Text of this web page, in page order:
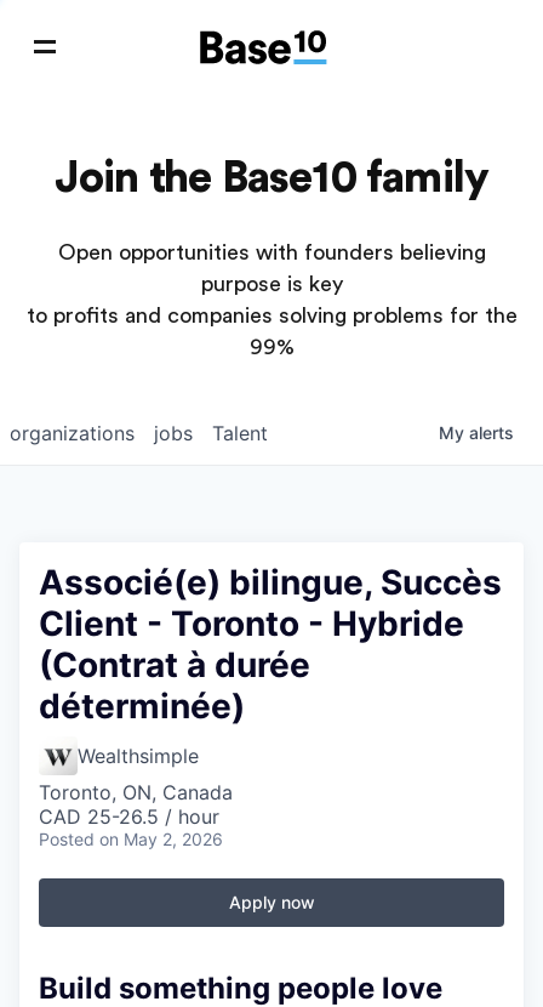
Join the Base10 family
Open opportunities with founders believing
purpose is key
to profits and companies solving problems for the
99%
jobs
organizations Talent My alerts
Associé(e) bilingue, Succès
Client - Toronto - Hybride
(Contrat à durée
déterminée)
Wealthsimple
Toronto, ON, Canada
CAD 25-26.5 / hour
Posted on May 2, 2026
Apply now
Build something people love